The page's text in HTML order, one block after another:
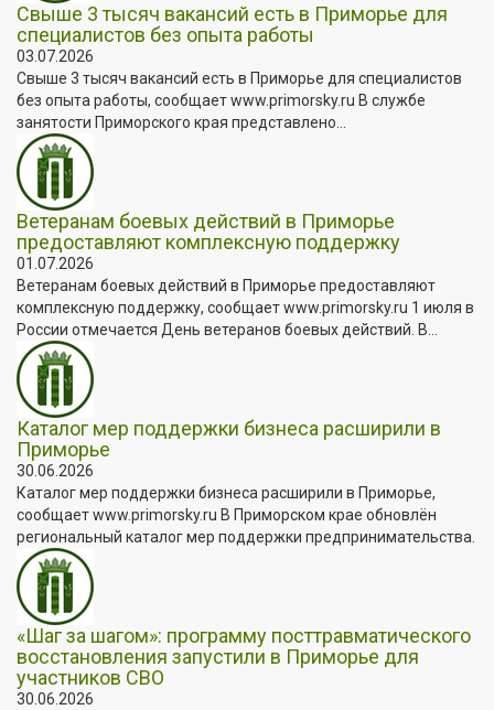
Свыше 3 тысяч вакансий есть в Приморье для
специалистов без опыта работы
03.07.2026
Свыше 3 тысяч вакансий есть в Приморье для специалистов
без опыта работы, сообщает www.primorsky.ru В службе
занятости Приморского края представлено...
Ветеранам боевых действий в Приморье
предоставляют комплексную поддержку
01.07.2026
Ветеранам боевых действий в Приморье предоставляют
комплексную поддержку, сообщает www.primorsky.ru 1 июля в
России отмечается День ветеранов боевых действий. В...
Каталог мер поддержки бизнеса расширили в
Приморье
30.06.2026
Каталог мер поддержки бизнеса расширили в Приморье,
сообщает www.primorsky.ru В Приморском крае обновлён
региональный каталог мер поддержки предпринимательства.
«Шаг за шагом»: программу посттравматического
восстановления запустили в Приморье для
участников СВО
30.06.2026